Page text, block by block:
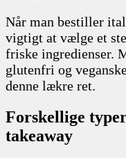
Når man bestiller
vigtigt at vælge et
friske ingredienser.
glutenfri og
denne lækre ret.
Forskellige
takeaway